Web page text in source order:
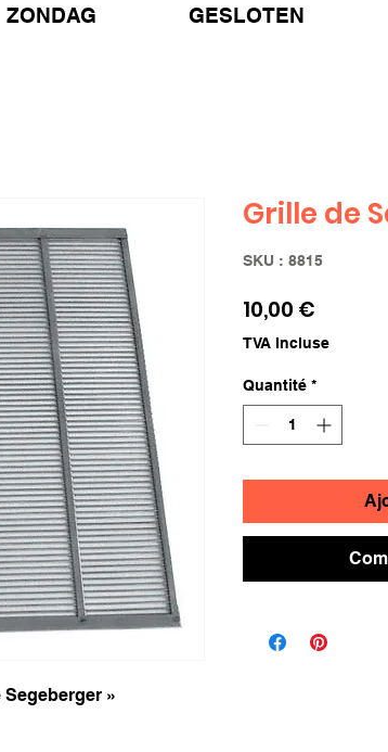
ZONDAG GESLOTEN
»
Grille de
SKU : 8815
10,00 €
TVA Incluse
Quantité *